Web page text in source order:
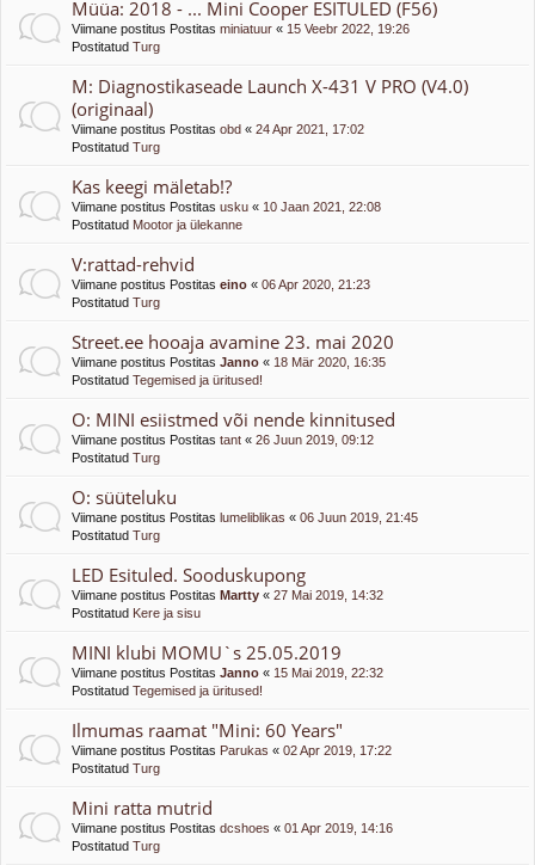
Müüa: 2018 - ... Mini Cooper ESITULED (F56)
Viimane postitus Postitas miniatuur « 15 Veebr 2022, 19:26
Postitatud Turg
M: Diagnostikaseade Launch X-431 V PRO (V4.0)
(originaal)
Viimane postitus Postitas obd « 24 Apr 2021, 17:02
Postitatud Turg
Kas keegi mäletab!?
Viimane postitus Postitas usku « 10 Jaan 2021, 22:08
Postitatud Mootor ja ülekanne
V:rattad-rehvid
Viimane postitus Postitas eino « 06 Apr 2020, 21:23
Postitatud Turg
Street.ee hooaja avamine 23. mai 2020
Viimane postitus Postitas Janno « 18 Mär 2020, 16:35
Postitatud Tegemised ja üritused!
O: MINI esiistmed või nende kinnitused
Viimane postitus Postitas tant « 26 Juun 2019, 09:12
Postitatud Turg
O: süüteluku
Viimane postitus Postitas lumeliblikas « 06 Juun 2019, 21:45
Postitatud Turg
LED Esituled. Sooduskupong
Viimane postitus Postitas Martty « 27 Mai 2019, 14:32
Postitatud Kere ja sisu
MINI klubi MOMU`s 25.05.2019
Viimane postitus Postitas Janno « 15 Mai 2019, 22:32
Postitatud Tegemised ja üritused!
Ilmumas raamat "Mini: 60 Years"
Viimane postitus Postitas Parukas « 02 Apr 2019, 17:22
Postitatud Turg
Mini ratta mutrid
Viimane postitus Postitas dcshoes « 01 Apr 2019, 14:16
Postitatud Turg